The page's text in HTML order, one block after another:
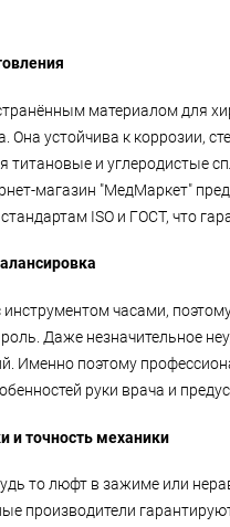
материалом для
Она устойчива к коррозии,
титановые и углеродистые
магазин "МедМаркет"
ISO и ГОСТ, что
инструментом часами,
Даже незначительное
Именно поэтому
руки врача и
и точность механики
то люфт в зажиме или
производители